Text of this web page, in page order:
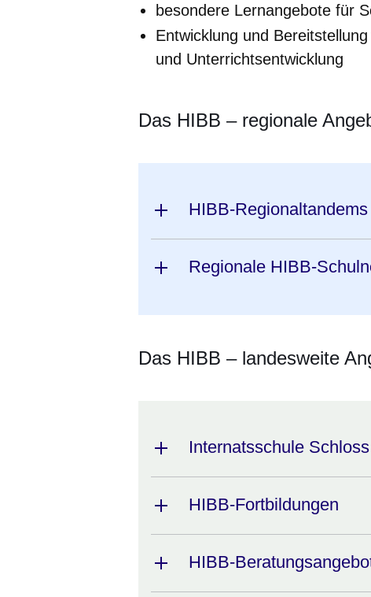
besondere Lernangebote für
Entwicklung und
und Unterrichtsentwicklung
Das HIBB – regionale
HIBB-Regionaltandems
Regionale HIBB-
Das HIBB – landesweite
Internatsschule
HIBB-Fortbildungen
HIBB-